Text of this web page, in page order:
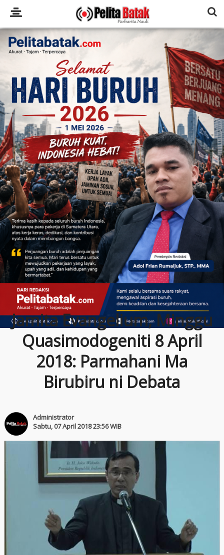
Jamita Evangelium, Minggu
Quasimodogeniti 8 April
2018: Parmahani Ma
Birubiru ni Debata
Administrator
Sabtu, 07 April 2018 23:56 WIB